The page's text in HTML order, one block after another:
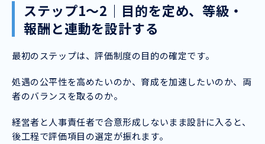
ステップ1〜2｜目的を定め、等級・
報酬と連動を設計する
最初のステップは、評価制度の目的の確定です。
処遇の公平性を高めたいのか、育成を加速したいのか、両
者のバランスを取るのか。
経営者と人事責任者で合意形成しないまま設計に入ると、
後工程で評価項目の選定が振れます。